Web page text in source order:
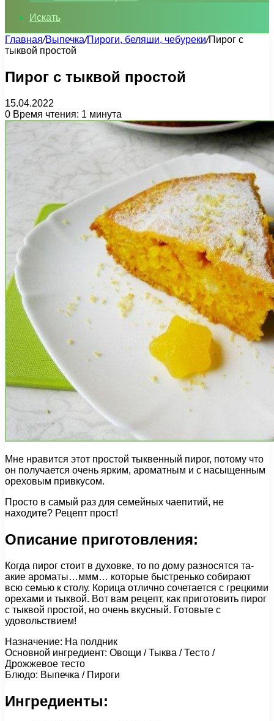
Искать
Главная/Выпечка/Пироги, беляши, чебуреки/Пирог с
тыквой простой
Пирог с тыквой простой
15.04.2022
0 Время чтения: 1 минута
Мне нравится этот простой тыквенный пирог, потому что
он получается очень ярким, ароматным и с насыщенным
ореховым привкусом.
Просто в самый раз для семейных чаепитий, не
находите? Рецепт прост!
Описание приготовления:
Когда пирог стоит в духовке, то по дому разносятся та-
акие ароматы…ммм… которые быстренько собирают
всю семью к столу. Корица отлично сочетается с грецкими
орехами и тыквой. Вот вам рецепт, как приготовить пирог
с тыквой простой, но очень вкусный. Готовьте с
удовольствием!
Назначение: На полдник
Основной ингредиент: Овощи / Тыква / Тесто /
Дрожжевое тесто
Блюдо: Выпечка / Пироги
Ингредиенты: